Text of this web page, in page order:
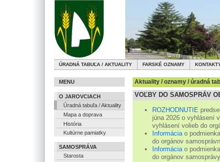
ÚRADNÁ TABUĽA / AKTUALITY FARSKÉ OZNAMY
MENU
O JAROVCIACH
Úradná tabuľa / Aktuality
Mapa a doprava
História
Kultúrne pamiatky
SAMOSPRÁVA
Starosta
Aktuality / oznamy / úradná
VOĽBY DO SAMOSPRÁV
ROZHODNUTIE
júna 2026 o vyhlásení
vyhlásení volieb do
Informácia o
do orgánov
Informácia o
do orgánov